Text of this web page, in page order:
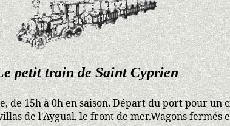
petit train de Saint Cyprien
de 15h à 0h en saison. Départ du port pour un
de l'Aygual, le front de mer.Wagons fermés